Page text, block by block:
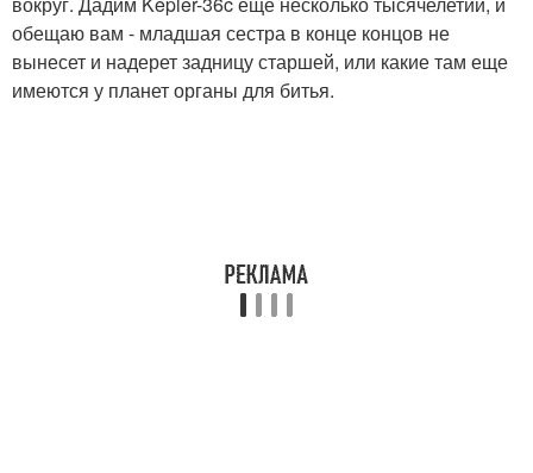
обещаю вам - младшая сестра в конце концов не
вынесет и надерет задницу старшей, или какие там еще
имеются у планет органы для битья.